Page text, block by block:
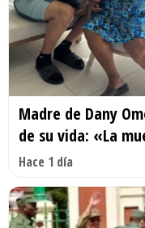
Madre de Dany
de su vida: «La
Hace 1 día